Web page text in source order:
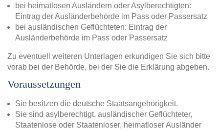
bei heimatlosen Ausländern oder Asylberechtigten:
Eintrag der Ausländerbehörde im Pass oder Passersatz
bei ausländischen Geflüchteten: Eintrag der
Ausländerbehörde im Pass oder Passersatz
Zu eventuell weiteren Unterlagen erkundigen Sie sich bitte
vorab bei der Behörde, bei der Sie die Erklärung abgeben.
Voraussetzungen
Sie besitzen die deutsche Staatsangehörigkeit.
Sie sind asylberechtigt, ausländischer Geflüchteter,
Staatenlose oder Staatenloser, heimatloser Ausländer